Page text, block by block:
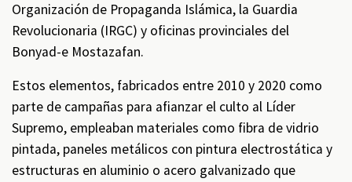
Organización de Propaganda Islámica, la Guardia
Revolucionaria (IRGC) y oficinas provinciales del
Bonyad-e Mostazafan.
Estos elementos, fabricados entre 2010 y 2020 como
parte de campañas para afianzar el culto al Líder
Supremo, empleaban materiales como fibra de vidrio
pintada, paneles metálicos con pintura electrostática y
estructuras en aluminio o acero galvanizado que